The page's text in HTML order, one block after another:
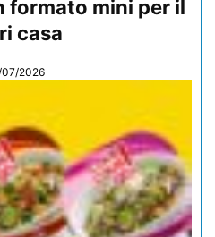
formato mini per il
casa
2026